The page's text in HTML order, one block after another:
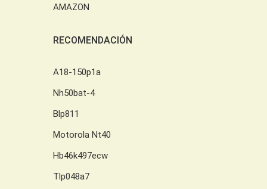
AMAZON
RECOMENDACIÓN
A18-150p1a
Nh50bat-4
Blp811
Motorola Nt40
Hb46k497ecw
Tlp048a7